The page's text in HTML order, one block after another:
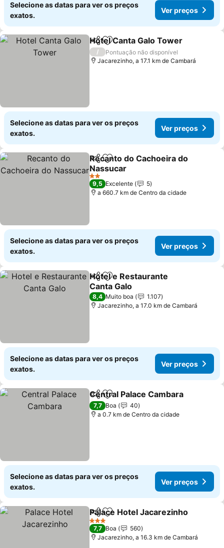
Selecione as datas para ver os preços
exatos.
Ver preços
PartilharAdicionar aos favoritos
Hotel Canta Galo Tower
/
Pontuação não disponível
Jacarezinho, a 17.1 km de Cambará
Selecione as datas para ver os preços
exatos.
Ver preços
PartilharAdicionar aos favoritos
Recanto do Cachoeira do
Nassucar
2 Estrelas
9,5 Excelente
5
a 660.7 km de Centro da cidade
Selecione as datas para ver os preços
exatos.
Ver preços
PartilharAdicionar aos favoritos
Hotel e Restaurante
Canta Galo
8,4 Muito boa
1.107
Jacarezinho, a 17.0 km de Cambará
Selecione as datas para ver os preços
exatos.
Ver preços
PartilharAdicionar aos favoritos
Central Palace Cambara
7,7 Boa
40
a 0.7 km de Centro da cidade
Selecione as datas para ver os preços
exatos.
Ver preços
PartilharAdicionar aos favoritos
Palace Hotel Jacarezinho
3 Estrelas
7,7 Boa
560
Jacarezinho, a 16.3 km de Cambará